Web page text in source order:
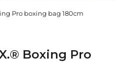
Pro boxing bag 180cm
Boxing Pro